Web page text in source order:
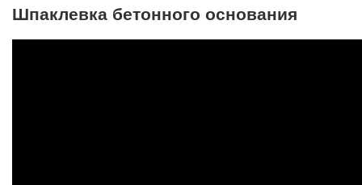
Шпаклевка бетонного основания